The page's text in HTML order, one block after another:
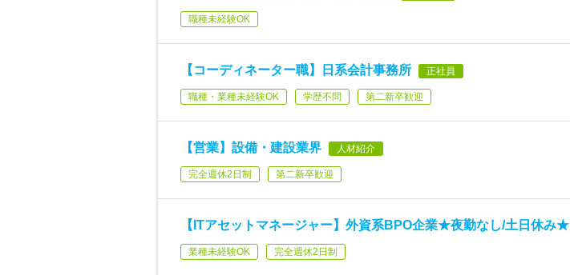
職種未経験OK
【コーディネーター職】日系会計事務所 正社員
職種・業種未経験OK 学歴不問 第二新卒歓迎
【営業】設備・建設業界 人材紹介
完全週休2日制 第二新卒歓迎
【ITアセットマネージャー】外資系BPO企業★夜勤なし/土日休み★
業種未経験OK 完全週休2日制